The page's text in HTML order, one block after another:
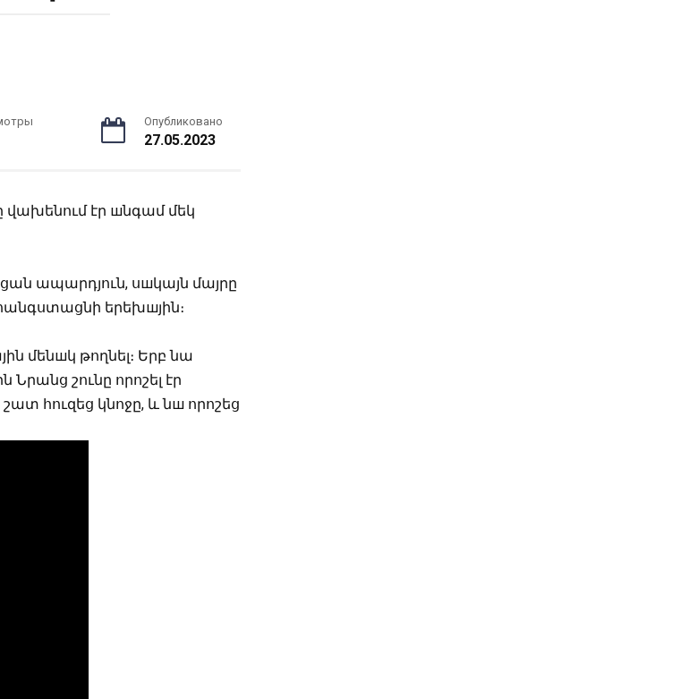
Опубликовано
27.05.2023
վախենում էր шնգամ մեկ
ապարդյուն, սшկայն մայրը
երեխшյին։
մենшկ թողնել։ Երբ նա
շունը որոշել էր
հուզեց կնոջը, և նш որոշեց